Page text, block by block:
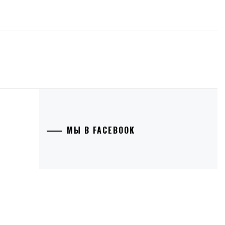
МЫ В FACEBOOK